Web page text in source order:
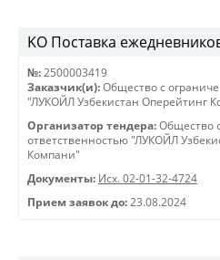
KO Поставка
№: 2500003419
Заказчик(и): Общество с
"ЛУКОЙЛ Узбекистан Оперейтинг
Организатор тендера: Общество
ответственностью "ЛУКОЙЛ
Компани"
Документы: Исх. 02-01-32-4724
Прием заявок до: 23.08.2024